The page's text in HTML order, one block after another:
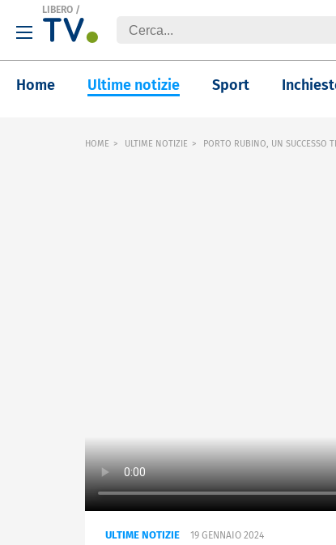
LIBERO /
Home Ultime notizie Sport
HOME ULTIME NOTIZIE PORTO RUBINO, UN SUCCESSO
ULTIME NOTIZIE 19 GENNAIO 2024